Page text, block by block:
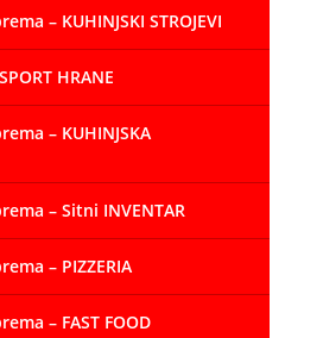
– KUHINJSKI STROJEVI
HRANE
– KUHINJSKA
– Sitni INVENTAR
– PIZZERIA
– FAST FOOD